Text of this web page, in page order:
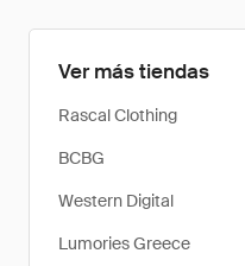
Ver más tiendas
Rascal Clothing
BCBG
Western Digital
Lumories Greece